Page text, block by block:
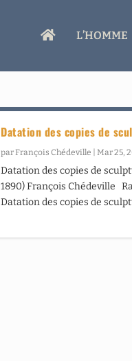
A
L’HOMME
Datation des copies de
parFrançois Chédeville |Mar 25,
Datation des copies de
1890) François Chédeville
Datation des copies de